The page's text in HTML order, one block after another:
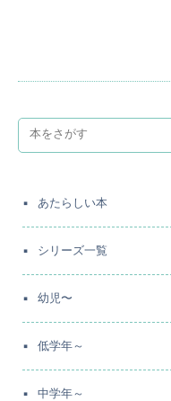
あたらしい本
シリーズ一覧
幼児〜
低学年～
中学年～